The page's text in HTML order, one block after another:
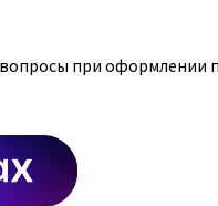
при оформлении